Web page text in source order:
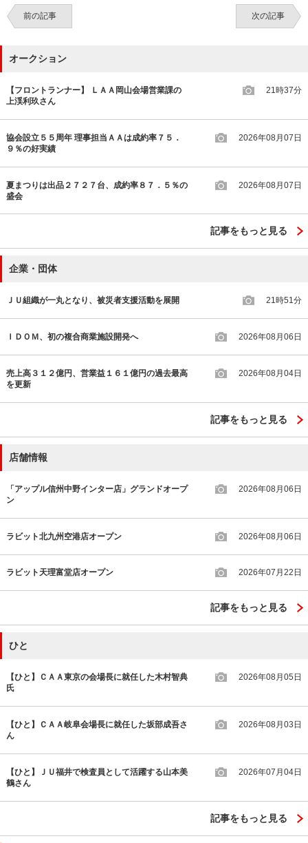
前の記事 次の記事
オークション
【フロントランナー】 ＬＡＡ岡山会場営業課の
上渓利玖さん
21時37分
協会設立５５周年 理事担当ＡＡは成約率７５．
９％の好実績
2026年08月07日
夏まつりは出品２７２７台、成約率８７．５％の
盛会
2026年08月07日
記事をもっと見る
企業・団体
ＪＵ組織が一丸となり、被災者支援活動を展開 21時51分
ＩＤＯＭ、初の複合商業施設開発へ 2026年08月06日
売上高３１２億円、営業益１６１億円の過去最高
を更新
2026年08月04日
記事をもっと見る
店舗情報
「アップル信州中野インター店」グランドオープ
ン
2026年08月06日
ラビット北九州空港店オープン 2026年08月06日
ラビット天理富堂店オープン 2026年07月22日
記事をもっと見る
ひと
【ひと】ＣＡＡ東京の会場長に就任した木村智典
氏
2026年08月05日
【ひと】ＣＡＡ岐阜会場長に就任した坂部成吾さ
ん
2026年08月03日
【ひと】ＪＵ福井で検査員として活躍する山本美
鶴さん
2026年07月04日
記事をもっと見る